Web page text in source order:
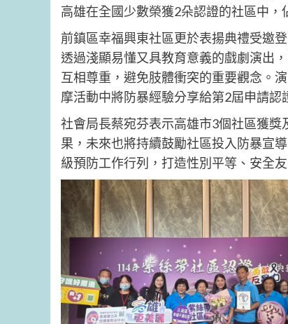
高雄在全國少數榮獲2朵認證的社區中，
前鎮區幸福興東社區更於表揚典禮受邀
透過淺顯易懂又具教育意義的戲劇演出
互相尊重，避免肢體衝突的重要觀念。
摩活動中將防暴經驗分享給第2屆申請認
社會局長蔡宛芬表示高雄市3個社區獲
果，未來也將持續鼓勵社區投入防暴宣
級預防工作行列，打造性別平等、安全